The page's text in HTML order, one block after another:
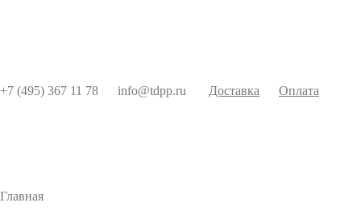
+7 (495) 367 11 78 info@tdpp.ru Доставка Оплата
Главная